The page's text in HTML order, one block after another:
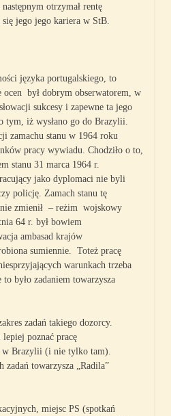
otrzymał rentę
jego jego kariera w StB.
języka portugalskiego, to
ocen był dobrym obserwatorem, w
sukcesy i zapewne ta jego
tym, iż wysłano go do Brazylii.
zamachu stanu w 1964 roku
pracy wywiadu. Chodziło o to,
stanu 31 marca 1964 r.
jako dyplomaci nie byli
policję. Zamach stanu tę
zmienił – reżim wojskowy
64 r. był bowiem
ambasad krajów
sumiennie. Toteż pracę
warunkach trzeba
to było zadaniem towarzysza
zadań takiego dozorcy.
poznać pracę
w Brazylii (i nie tylko tam).
zadań towarzysza „Radila”
miejsc PS (spotkań